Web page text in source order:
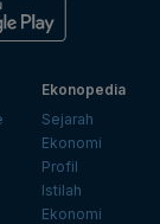
Ekonopedia
Sejarah
Ekonomi
Profil
Istilah
Ekonomi